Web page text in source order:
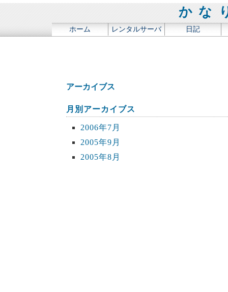
かな
ホーム レンタルサーバ 日記
アーカイブス
月別アーカイブス
2006年7月
2005年9月
2005年8月